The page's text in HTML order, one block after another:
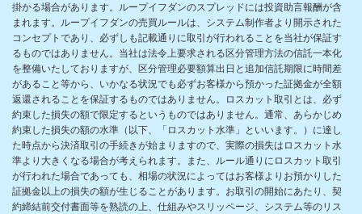
掛かる場合があります。ループイフダンのスプレッドには投資助言報酬が含
まれます。ループイフダンの売買ルールは、システム制作者より開示された
コンセプトであり、必ずしも記載通りに取引が行われることを当社が保証す
るものではありません。当社は法令上要求される区分管理方法の信託一本化
を整備いたしておりますが、区分管理必要額算出日と追加信託期限に時間差
があること等から、いかなる状況でも必ずお客様から預かった証拠金が全額
返還されることを保証するものではありません。ロスカット取引とは、必ず
約束した損失の額で限定するというものではありません。通常、あらかじめ
約束した損失の額の水準（以下、「ロスカット水準」といいます。）に達し
た時点から決済取引の手続きが始まりますので、実際の損失はロスカット水
準より大きくなる場合が考えられます。また、ルール通りにロスカット取引
が行われた場合であっても、相場の状況によってはお客様よりお預かりした
証拠金以上の損失の額が生じることがあります。お取引の開始にあたり、契
約締結前交付書面等を熟読の上、仕組みやスリッページ、システム等のリス